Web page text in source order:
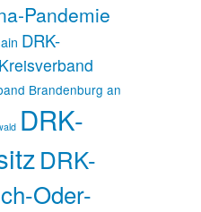
Pandemie
DRK-
Brandenburg an
DRK-
DRK-
Oder-